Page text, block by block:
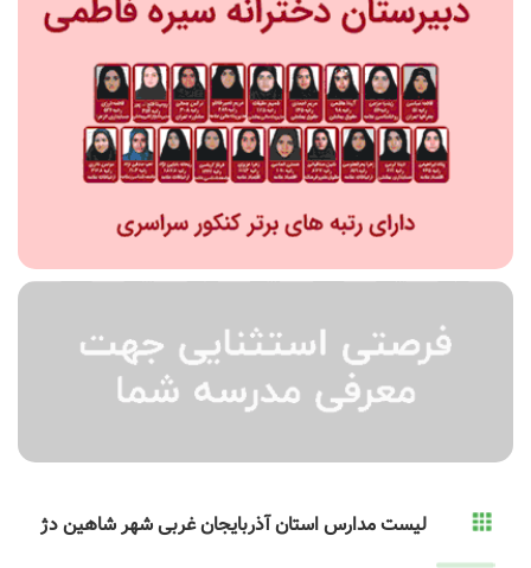
مقطع تحصیلی
دوره اول متوسطه
دوره دوم متوسطه- فنی
دوره دوم متوسطه- نظری
پیش دبستانی
لیست مدارس استان آذربایجان غربی شهر شاهین دژ